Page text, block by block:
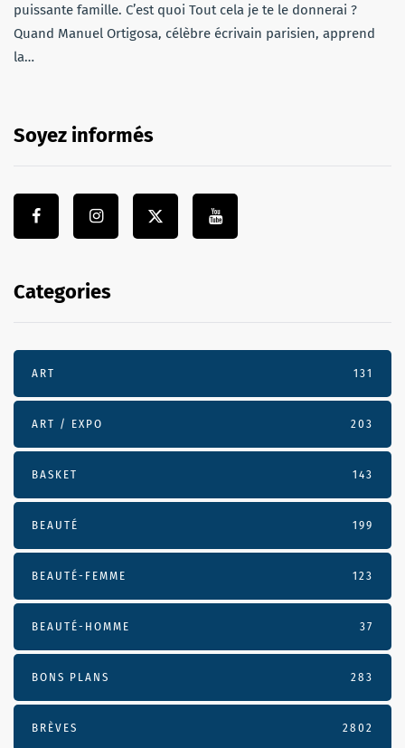
puissante famille. C’est quoi Tout cela je te le donnerai ?
Quand Manuel Ortigosa, célèbre écrivain parisien, apprend
la…
Soyez informés
Categories
ART 131
ART / EXPO 203
BASKET 143
BEAUTÉ 199
BEAUTÉ-FEMME 123
BEAUTÉ-HOMME 37
BONS PLANS 283
BRÈVES 2802